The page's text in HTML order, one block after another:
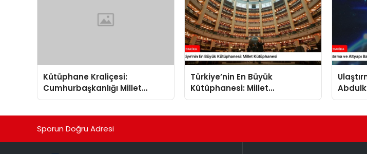
Kütüphane Kraliçesi:
Cumhurbaşkanlığı Millet
Kütüphanesi
Türkiye’nin En Büyük
Kütüphanesi: Millet
Kütüphanesi
Sporun Doğru Adresi